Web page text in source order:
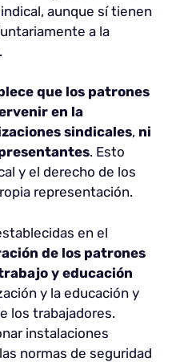
aunque sí tienen
a la
que los patrones
en la
sindicales, ni
. Esto
y el derecho de los
representación.
en el
de los patrones
y educación
y la educación y
los trabajadores.
instalaciones
normas de seguridad